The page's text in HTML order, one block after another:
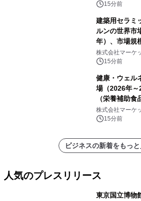
15分前
建築用セラミ
ルンの世界市
年）、市場規
レポートを発
株式会社マーケ
15分前
健康・ウェル
場（2026年
（栄養補助
栄養）・分析
株式会社マーケ
15分前
ビジネスの新着をもっ
人気のプレスリリース
東京国立博物